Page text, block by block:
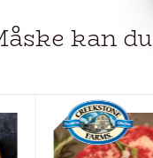
kan du